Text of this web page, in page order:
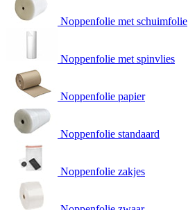
Noppenfolie met schuimfolie
Noppenfolie met spinvlies
Noppenfolie papier
Noppenfolie standaard
Noppenfolie zakjes